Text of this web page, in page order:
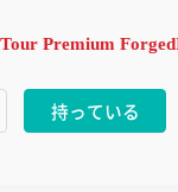
Premium
持っている